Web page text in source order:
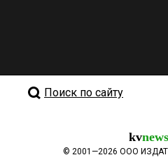
Поиск по сайту
kv
© 2001—2026 ООО